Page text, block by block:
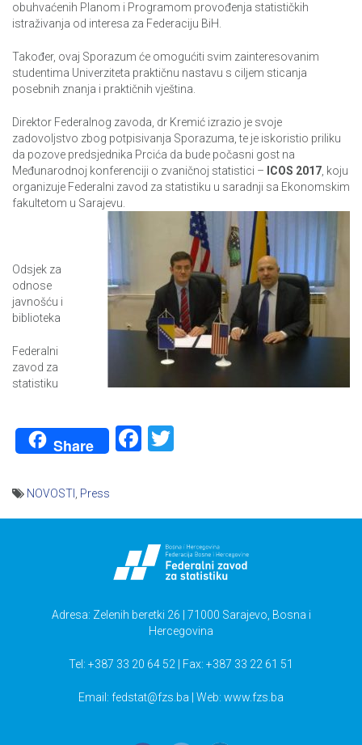
obuhvaćenih Planom i Programom provođenja statističkih
istraživanja od interesa za Federaciju BiH.
Također, ovaj Sporazum će omogućiti svim zainteresovanim
studentima Univerziteta praktičnu nastavu s ciljem sticanja
posebnih znanja i praktičnih vještina.
Direktor Federalnog zavoda, dr Kremić izrazio je svoje
zadovoljstvo zbog potpisivanja Sporazuma, te je iskoristio priliku
da pozove predsjednika Prcića da bude počasni gost na
Međunarodnoj konferenciji o zvaničnoj statistici – ICOS 2017 , koju
organizuje Federalni zavod za statistiku u saradnji sa Ekonomskim
fakultetom u Sarajevu.
Odsjek za
odnose
javnošću i
biblioteka
Federalni
zavod za
statistiku
Share Facebook
NOVOSTI Press
Adresa: Zelenih beretki 26 | 71000 Sarajevo, Bosna i
Hercegovina
Tel: +387 33 20 64 52 | Fax: +387 33 22 61 51
Email: fedstat@fzs.ba | Web: www.fzs.ba